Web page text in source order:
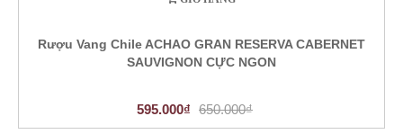
Rượu Vang Chile ACHAO GRAN RESERVA CABERNET
SAUVIGNON CỰC NGON
595.000₫ 650.000₫